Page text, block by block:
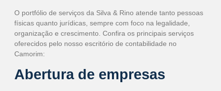
O portfólio de serviços da Silva & Rino atende tanto pessoas
físicas quanto jurídicas, sempre com foco na legalidade,
organização e crescimento. Confira os principais serviços
oferecidos pelo nosso escritório de contabilidade no
Camorim:
Abertura de empresas